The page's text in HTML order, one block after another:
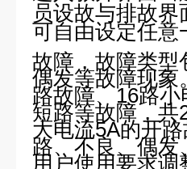
员设故与排故
可自由设定任意
故障，故障类型
偶发等故障现象
路故障、16路小
短路等故障，共
大电流5A的开
路、不良、偶发
用户使用要求调